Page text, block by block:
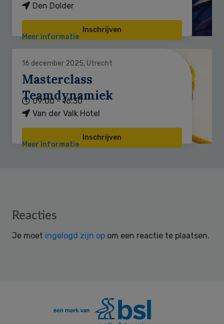
Den Dolder
Inschrijven
Meer informatie
16 december 2025, Utrecht
Masterclass
Teamdynamiek
09:00 - 16:30
Van der Valk Hotel
Inschrijven
Meer informatie
Reader
Reacties
Je moet ingelogd zijn op om een reactie te plaatsen.